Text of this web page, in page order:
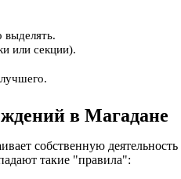
выделять.
или секции).
в Магадане
собственную
такие "правила":